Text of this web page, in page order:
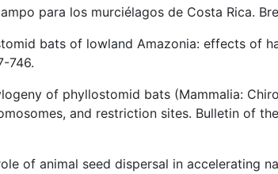
para los murciélagos de Costa Rica.
bats of lowland Amazonia: effects of
746.
of phyllostomid bats (Mammalia:
and restriction sites. Bulletin of
of animal seed dispersal in accelerating